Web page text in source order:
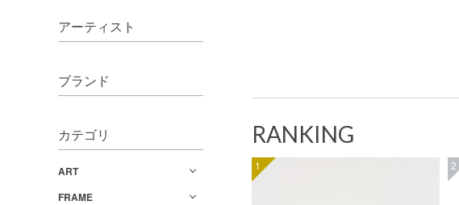
アーティスト
ブランド
カテゴリ
ART
FRAME
RANKING
1 2